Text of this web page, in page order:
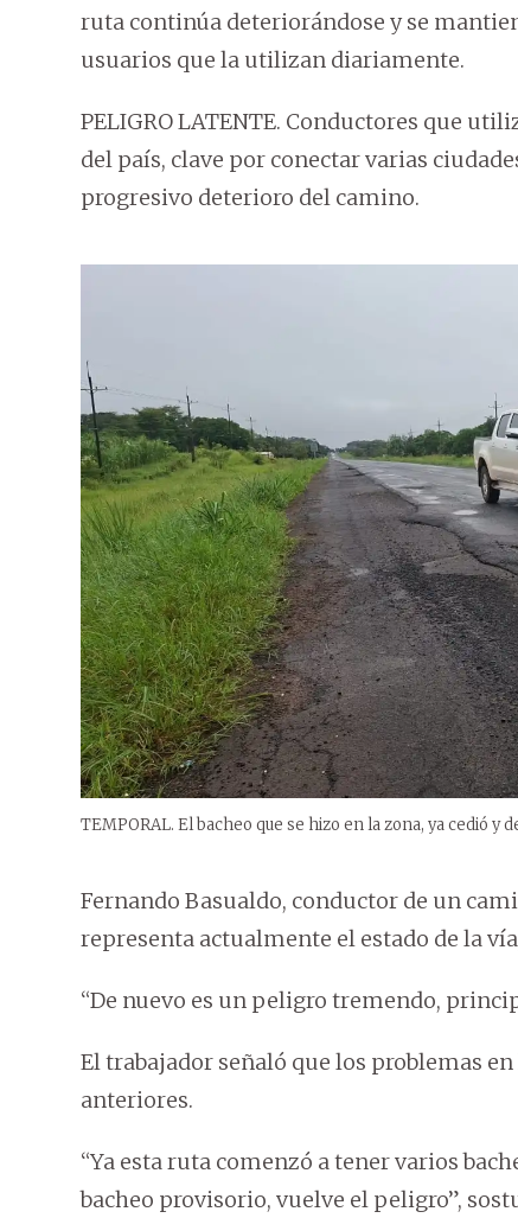
ruta continúa deteriorándose y se
usuarios que la utilizan diariamente.
PELIGRO LATENTE. Conductores que
del país, clave por conectar varias
progresivo deterioro del camino.
TEMPORAL. El bacheo que se hizo en la zona, ya cedió y
Fernando Basualdo, conductor de un
representa actualmente el estado de la
“De nuevo es un peligro tremendo,
El trabajador señaló que los problemas
anteriores.
“Ya esta ruta comenzó a tener varios
bacheo provisorio, vuelve el peligro”,